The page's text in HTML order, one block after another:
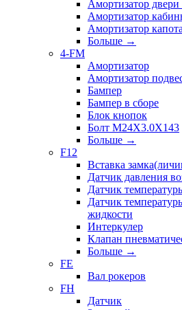
Амортизатор двери
Амортизатор
Амортизатор капота
Больше →
4-FM
Амортизатор
Амортизатор
Бампер
Бампер в сборе
Блок кнопок
Болт M24X3.0X143
Больше →
F12
Вставка
Датчик давления
Датчик
Датчик
жидкости
Интеркулер
Клапан
Больше →
FE
Вал рокеров
FH
Датчик